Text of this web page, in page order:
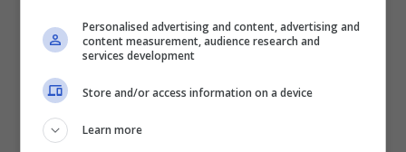
evidenziando quanto il reality sia capace
di generare dibattito e coinvolgimento.
Da un lato, c’è chi teme che la Prestes
possa essere definitivamente allontanata
Personalised advertising and content, advertising and
content measurement, audience research and
services development
Store and/or access information on a device
Learn more